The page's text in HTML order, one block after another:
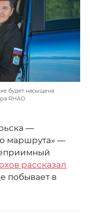
будет насыщена
ЯНАО
—
маршрута» —
рассказал
побывает в